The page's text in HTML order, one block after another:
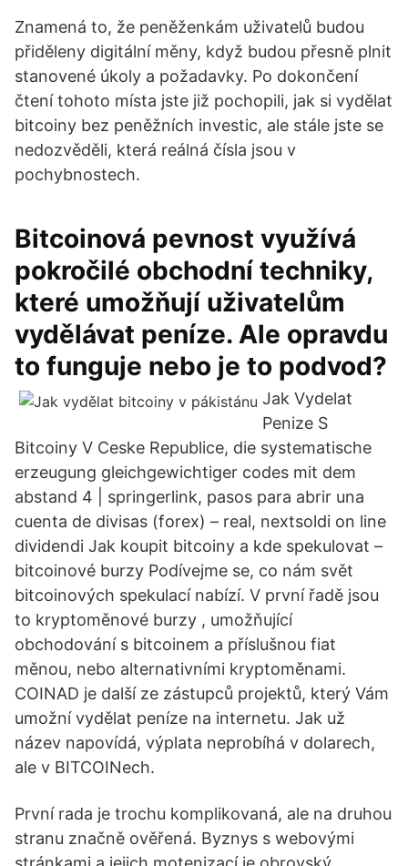
Znamená to, že peněženkám uživatelů budou
přiděleny digitální měny, když budou přesně plnit
stanovené úkoly a požadavky. Po dokončení
čtení tohoto místa jste již pochopili, jak si vydělat
bitcoiny bez peněžních investic, ale stále jste se
nedozvěděli, která reálná čísla jsou v
pochybnostech.
Bitcoinová pevnost využívá
pokročilé obchodní techniky,
které umožňují uživatelům
vydělávat peníze. Ale opravdu
to funguje nebo je to podvod?
Jak Vydelat
Penize S
Bitcoiny V Ceske Republice, die systematische
erzeugung gleichgewichtiger codes mit dem
abstand 4 | springerlink, pasos para abrir una
cuenta de divisas (forex) – real, nextsoldi on line
dividendi Jak koupit bitcoiny a kde spekulovat –
bitcoinové burzy Podívejme se, co nám svět
bitcoinových spekulací nabízí. V první řadě jsou
to kryptoměnové burzy , umožňující
obchodování s bitcoinem a příslušnou fiat
měnou, nebo alternativními kryptoměnami.
COINAD je další ze zástupců projektů, který Vám
umožní vydělat peníze na internetu. Jak už
název napovídá, výplata neprobíhá v dolarech,
ale v BITCOINech.
První rada je trochu komplikovaná, ale na druhou
stranu značně ověřená. Byznys s webovými